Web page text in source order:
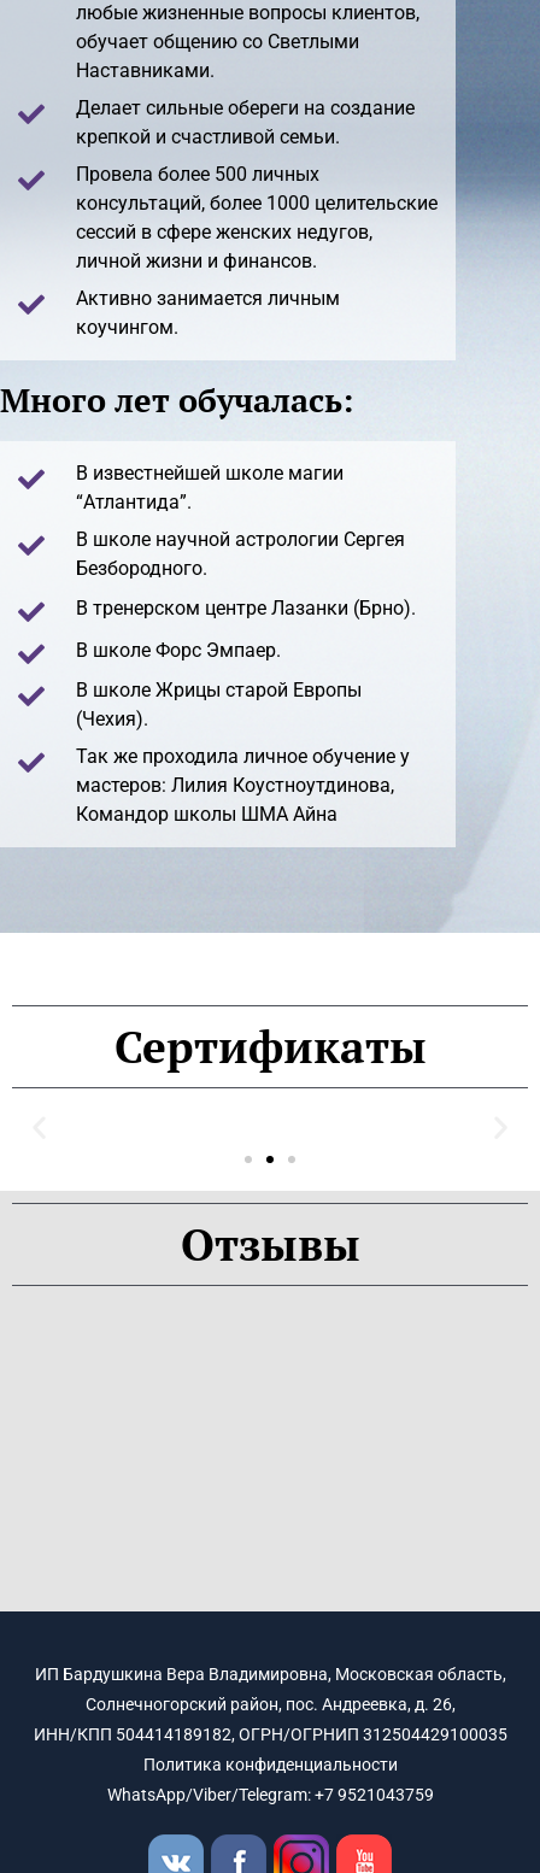
любые жизненные вопросы клиентов,
обучает общению со Светлыми
Наставниками.
Делает сильные обереги на создание
крепкой и счастливой семьи.
Провела более 500 личных
консультаций, более 1000 целительские
сессий в сфере женских недугов,
личной жизни и финансов.
Активно занимается личным
коучингом.
Много лет обучалась:
В известнейшей школе магии
“Атлантида”.
В школе научной астрологии Сергея
Безбородного.
В тренерском центре Лазанки (Брно).
В школе Форс Эмпаер.
В школе Жрицы старой Европы
(Чехия).
Так же проходила личное обучение у
мастеров: Лилия Коустноутдинова,
Командор школы ШМА Айна
Сертификаты
Отзывы
ИП Бардушкина Вера Владимировна, Московская область,
Солнечногорский район, пос. Андреевка, д. 26,
ИНН/КПП 504414189182, ОГРН/ОГРНИП 312504429100035
Политика конфиденциальности
WhatsApp/Viber/Telegram: +7 9521043759